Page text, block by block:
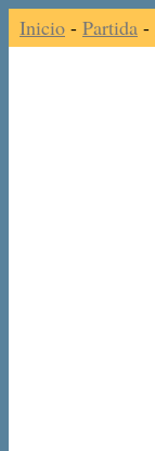
Inicio - Partida -